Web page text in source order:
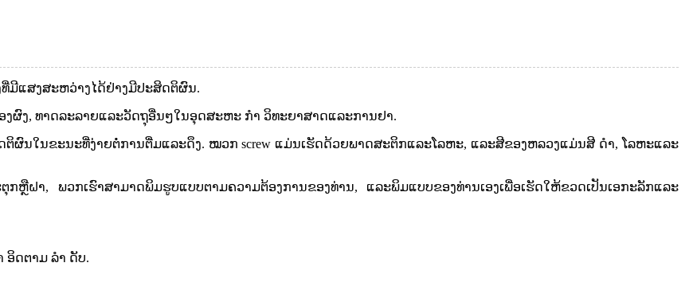
ມີແສງສະຫວ່າງໄດ້ຢ່າງມີປະສິດຕິຜົນ.
ຜົງ, ທາດລະລາຍແລະວັດຖຸອື່ນໆໃນອຸດສະຫະ ກຳ ວິທະຍາສາດແລະການຢາ.
ຜົນໃນຂະນະທີ່ງ່າຍຕໍ່ການຕື່ມແລະດຶງ. ໝວກ screw ແມ່ນເຮັດດ້ວຍພາດສະຕິກແລະໂລຫະ, ແລະສີຂອງຫລວງແມ່ນສີ ດຳ, ໂລຫະແລະ
ຫຼືຝາ, ພວກເຮົາສາມາດພິມຮູບແບບຕາມຄວາມຕ້ອງການຂອງທ່ານ, ແລະພິມແບບຂອງທ່ານເອງເພື່ອເຮັດໃຫ້ຂວດເປັນເອກະລັກແລະ
ອິດຕາມ ລຳ ດັບ.